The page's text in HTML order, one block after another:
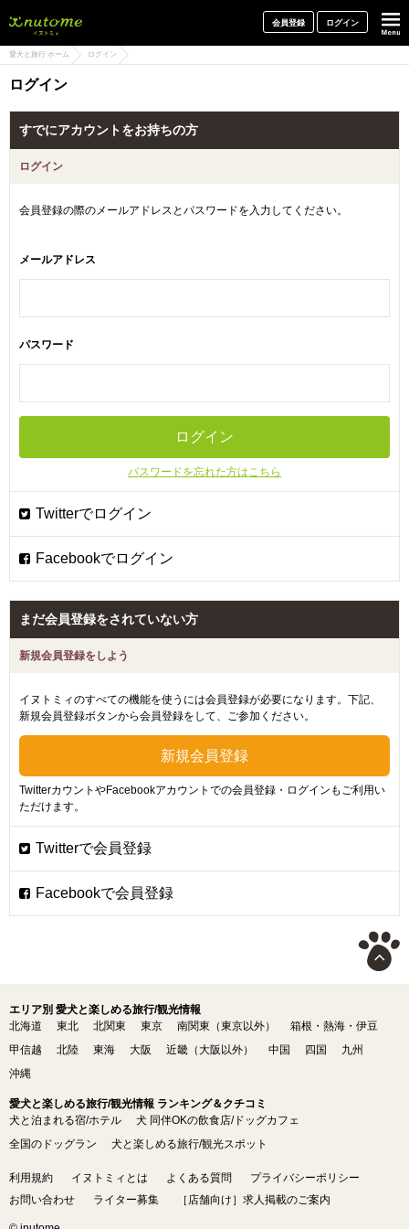
会員登録 ログイン
愛犬と旅行 ホーム ログイン
ログイン
すでにアカウントをお持ちの方
ログイン
会員登録の際のメールアドレスとパスワードを入力してください。
メールアドレス
パスワード
パスワードを忘れた方はこちら
まだ会員登録をされていない方
新規会員登録をしよう
イヌトミィのすべての機能を使うには会員登録が必要になります。下記、
新規会員登録ボタンから会員登録をして、ご参加ください。
TwitterカウントやFacebookアカウントでの会員登録・ログインもご利用い
ただけます。
エリア別 愛犬と楽しめる旅行/観光情報
北海道
東北 北関東 東京 南関東（東京以外）
箱根・熱海・伊豆
甲信越
北陸 東海 大阪 近畿（大阪以外） 中国 四国
九州
沖縄
愛犬と楽しめる旅行/観光情報 ランキング＆クチコミ
犬と泊まれる宿/ホテル
犬 同伴OKの飲食店/ドッグカフェ
全国のドッグラン
犬と楽しめる旅行/観光スポット
利用規約 イヌトミィとは よくある質問
プライバシーポリシー
お問い合わせ
ライター募集 ［店舗向け］求人掲載のご案内